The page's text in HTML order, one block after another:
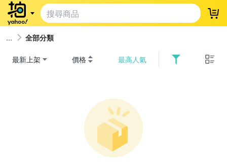
登
全部分類
最新上架 價格 最高人氣